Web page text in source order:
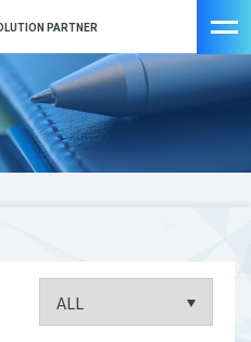
PARTNER